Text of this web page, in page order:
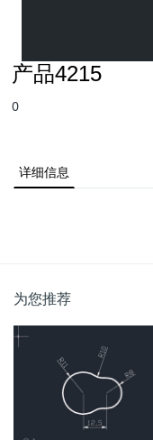
产品4215
0
详细信息
为您推荐